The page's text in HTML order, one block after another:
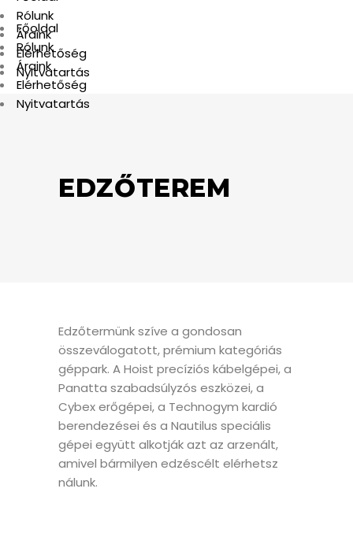
Főoldal
Rólunk
Áraink
Elérhetőség
Nyitvatartás
Rólunk
Áraink
Elérhetőség
Nyitvatartás
EDZŐTEREM
Edzőtermünk szíve a gondosan
összeválogatott, prémium kategóriás
géppark. A Hoist precíziós kábelgépei, a
Panatta szabadsúlyzós eszközei, a
Cybex erőgépei, a Technogym kardió
berendezései és a Nautilus speciális
gépei együtt alkotják azt az arzenált,
amivel bármilyen edzéscélt elérhetsz
nálunk.